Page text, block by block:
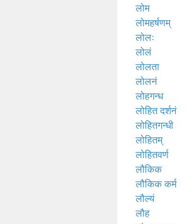
लोम
लोमहर्षणम्
लोलः
लोलं
लोलता
लोलनं
लोहगन्ध
लोहित दर्शनं
लोहितगन्धी
लोहितम्
लोहितवर्ण
लौकिक
लौकिक कर्म
लौल्यं
लौह